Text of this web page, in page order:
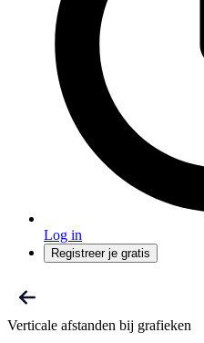
Log in
Registreer je gratis
Verticale afstanden bij grafieken